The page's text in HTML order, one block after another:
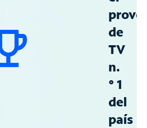
de
TV
n.
° 1
del
país